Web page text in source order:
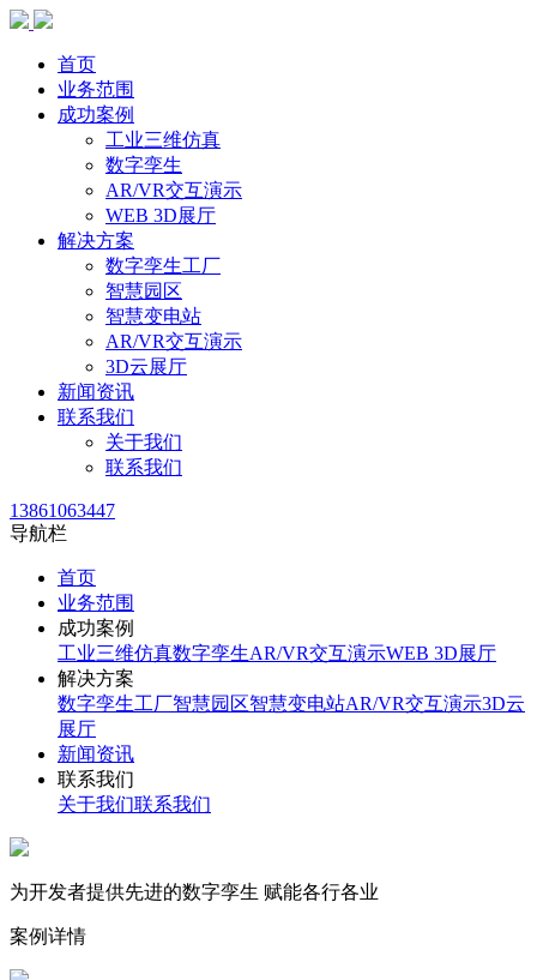
首页
业务范围
成功案例
工业三维仿真
数字孪生
AR/VR交互演示
WEB 3D展厅
解决方案
数字孪生工厂
智慧园区
智慧变电站
AR/VR交互演示
3D云展厅
新闻资讯
联系我们
关于我们
联系我们
13861063447
导航栏
首页
业务范围
成功案例
工业三维仿真数字孪生AR/VR交互演示WEB 3D展厅
解决方案
数字孪生工厂智慧园区智慧变电站AR/VR交互演示3D云
展厅
新闻资讯
联系我们
关于我们联系我们
为开发者提供先进的数字孪生 赋能各行各业
案例详情